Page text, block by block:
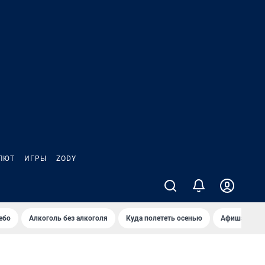
ИГРЫ ZODY
Алкоголь без алкоголя Куда полететь осенью Афиша на